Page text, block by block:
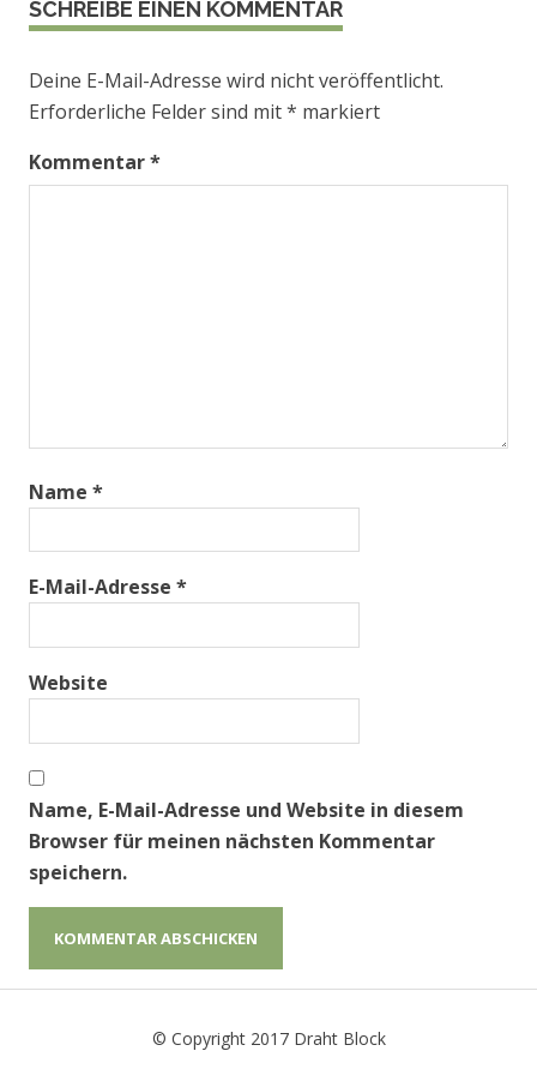
SCHREIBE EINEN KOMMENTAR
Deine E-Mail-Adresse wird nicht veröffentlicht.
Erforderliche Felder sind mit* markiert
Kommentar*
Name *
E-Mail-Adresse *
Website
Name, E-Mail-Adresse und Website in diesem
Browser für meinen nächsten Kommentar
speichern.
© Copyright 2017 Draht Block